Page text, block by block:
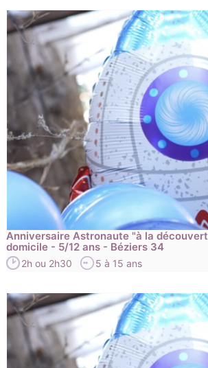
Anniversaire Astronaute "à la
domicile - 5/12 ans - Béziers 34
2h ou 2h30 5 à 15 ans